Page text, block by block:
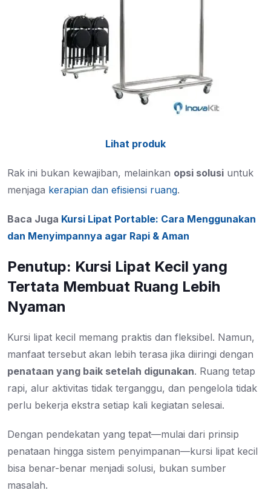
Lihat produk
Rak ini bukan kewajiban, melainkan opsi solusi untuk
menjaga kerapian dan efisiensi ruang.
Baca Juga Kursi Lipat Portable: Cara Menggunakan
dan Menyimpannya agar Rapi & Aman
Penutup: Kursi Lipat Kecil yang
Tertata Membuat Ruang Lebih
Nyaman
Kursi lipat kecil memang praktis dan fleksibel. Namun,
manfaat tersebut akan lebih terasa jika diiringi dengan
penataan yang baik setelah digunakan. Ruang tetap
rapi, alur aktivitas tidak terganggu, dan pengelola tidak
perlu bekerja ekstra setiap kali kegiatan selesai.
Dengan pendekatan yang tepat—mulai dari prinsip
penataan hingga sistem penyimpanan—kursi lipat kecil
bisa benar-benar menjadi solusi, bukan sumber
masalah.